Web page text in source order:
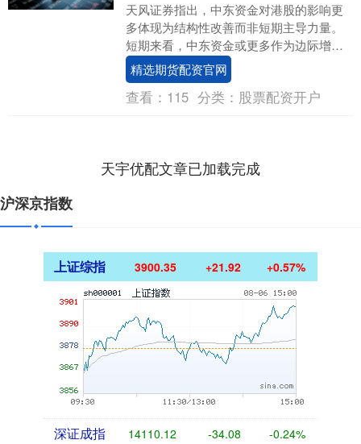
天风证券指出，中东资金对港股的影响更
多体现为结构性改善而非短期主导力量。
短期来看，中东资金或更多作为边际增量
来源，有助于对冲外资流出压力并改善市
场流动性结构；中....
精选期货配资官网
查看： 115 分类： 股票配资开户
天宇优配文章已加载完成
沪深京指数
上证综指 3900.35 +21.92 +0.57%
深证成指 14110.12 -34.08 -0.24%